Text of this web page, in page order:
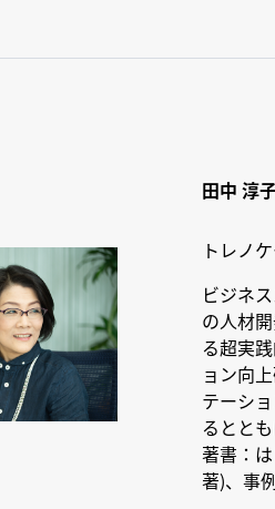
田中 淳
トレノ
ビジネ
の人材
る超実
ョン向
テーシ
るとと
著書：
著)、事